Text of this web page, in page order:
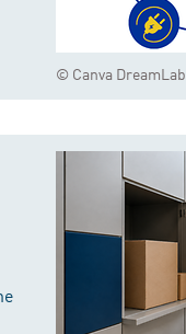
© Canva DreamLab